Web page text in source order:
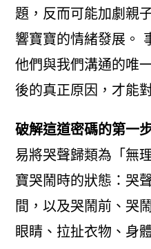
題，反而可能加劇親
響寶寶的情緒發展。
他們與我們溝通的唯
後的真正原因，才能
破解這道密碼的第一
易將哭聲歸類為「無
寶哭鬧時的狀態：哭
間，以及哭鬧前、哭
眼睛、拉扯衣物、身